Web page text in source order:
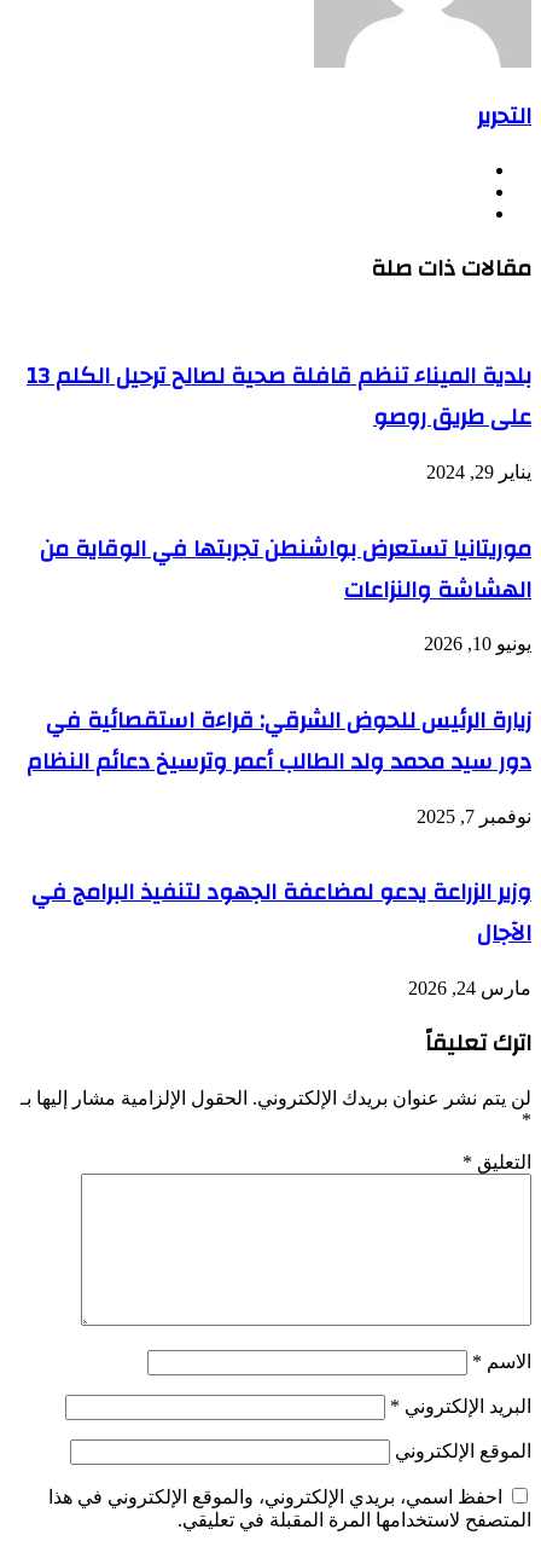
التحرير
مقالات ذات صلة
بلدية الميناء تنظم قافلة صحية لصالح ترحيل الكلم 13
على طريق روصو
يناير 29, 2024
موريتانيا تستعرض بواشنطن تجربتها في الوقاية من
الهشاشة والنزاعات
يونيو 10, 2026
زيارة الرئيس للحوض الشرقي: قراءة استقصائية في
دور سيد محمد ولد الطالب أعمر وترسيخ دعائم النظام
نوفمبر 7, 2025
وزير الزراعة يدعو لمضاعفة الجهود لتنفيذ البرامج في
الآجال
مارس 24, 2026
اترك تعليقاً
لن يتم نشر عنوان بريدك الإلكتروني. الحقول الإلزامية مشار إليها بـ
*
التعليق *
الاسم *
البريد الإلكتروني *
الموقع الإلكتروني
احفظ اسمي، بريدي الإلكتروني، والموقع الإلكتروني في هذا
المتصفح لاستخدامها المرة المقبلة في تعليقي.